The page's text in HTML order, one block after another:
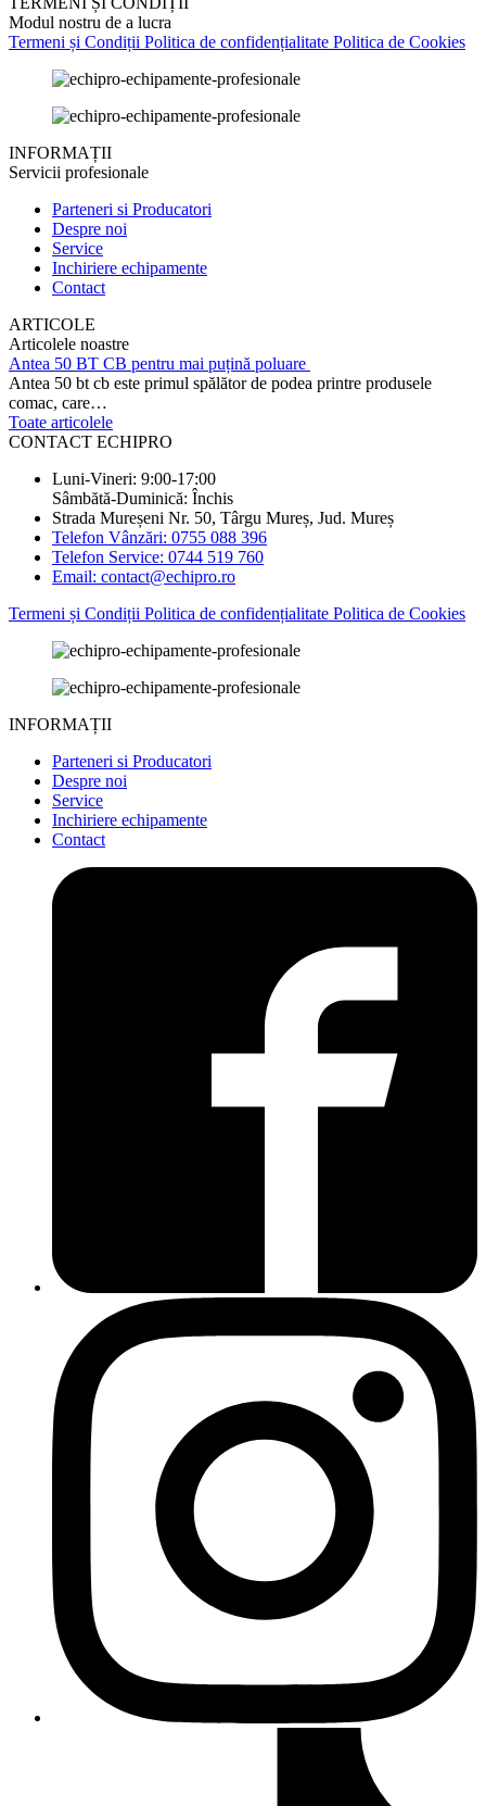
Modul nostru de a lucra
Termeni și Condiții Politica de confidențialitate Politica de Cookies
INFORMAȚII
Servicii profesionale
Parteneri si Producatori
Despre noi
Service
Inchiriere echipamente
Contact
ARTICOLE
Articolele noastre
Antea 50 BT CB pentru mai puțină poluare
Antea 50 bt cb este primul spălător de podea printre produsele
comac, care…
Toate articolele
CONTACT ECHIPRO
Luni-Vineri: 9:00-17:00
Sâmbătă-Duminică: Închis
Strada Mureșeni Nr. 50, Târgu Mureș, Jud. Mureș
Telefon Vânzări: 0755 088 396
Telefon Service: 0744 519 760
Email: contact@echipro.ro
Termeni și Condiții Politica de confidențialitate Politica de Cookies
INFORMAȚII
Parteneri si Producatori
Despre noi
Service
Inchiriere echipamente
Contact